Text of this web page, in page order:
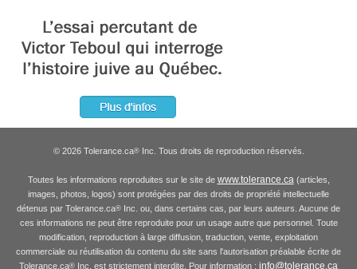
© 2026 Tolerance.ca®Inc. Tous droits de reproduction réservés.
Toutes les informations reproduites sur le site de www.tolerance.ca(articles,
images, photos, logos) sont protégées par des droits de propriété intellectuelle
détenus par Tolerance.ca® Inc. ou, dans certains cas, par leurs auteurs. Aucune de
ces informations ne peut être reproduite pour un usage autre que personnel. Toute
modification, reproduction à large diffusion, traduction, vente, exploitation
commerciale ou réutilisation du contenu du site sans l'autorisation préalable écrite de
Tolerance.ca® Inc. est strictement interdite. Pour information : info@tolerance.ca